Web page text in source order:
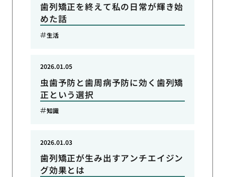
歯列矯正を終えて私の日常が輝き始
めた話
生活
虫歯予防と歯周病予防に効く歯列矯
正という選択
2026.01.05
知識
歯列矯正が生み出すアンチエイジン
グ効果とは
2026.01.03